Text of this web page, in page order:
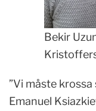
Bekir
”Vi måste
Emanuel